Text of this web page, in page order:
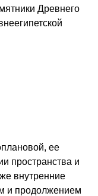
Древнего
ее
пространства и
внутренние
и продолже­нием